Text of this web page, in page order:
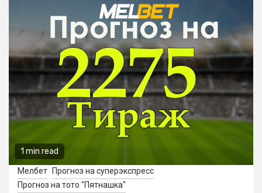
1 min read
Мелбет
Прогноз на суперэкспресс
Прогноз на тото "Пятнашка"